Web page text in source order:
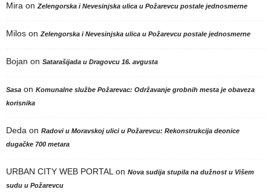
Mira on Zelengorska i Nevesinjska ulica u Požarevcu postale jednosmerne
Milos on Zelengorska i Nevesinjska ulica u Požarevcu postale jednosmerne
Bojan on Satarašijada u Dragovcu 16. avgusta
Sasa on Komunalne službe Požarevac: Održavanje grobnih mesta je obaveza
korisnika
Deda on Radovi u Moravskoj ulici u Požarevcu: Rekonstrukcija deonice
dugačke 700 metara
URBAN CITY WEB PORTAL on Nova sudija stupila na dužnost u Višem
sudu u Požarevcu